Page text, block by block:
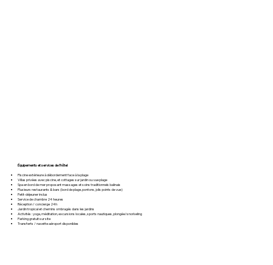
Équipements et services de l’hôtel
Piscine extérieure à débordement face à la plage
Villas privées avec piscine, et cottages sur jardin ou vue plage
Spa en bord de mer proposant massages et soins traditionnels balinais
Plusieurs restaurants & bars (bord de plage, pontons, jolis points de vue)
Petit-déjeuner inclus
Service de chambre 24 heures
Réception / concierge 24h
Jardin tropical et chemins ombragés dans les jardins
Activités : yoga, méditation, excursions locales, sports nautiques, plongée/snorkeling
Parking gratuit sur site
Transferts / navette aéroport disponibles